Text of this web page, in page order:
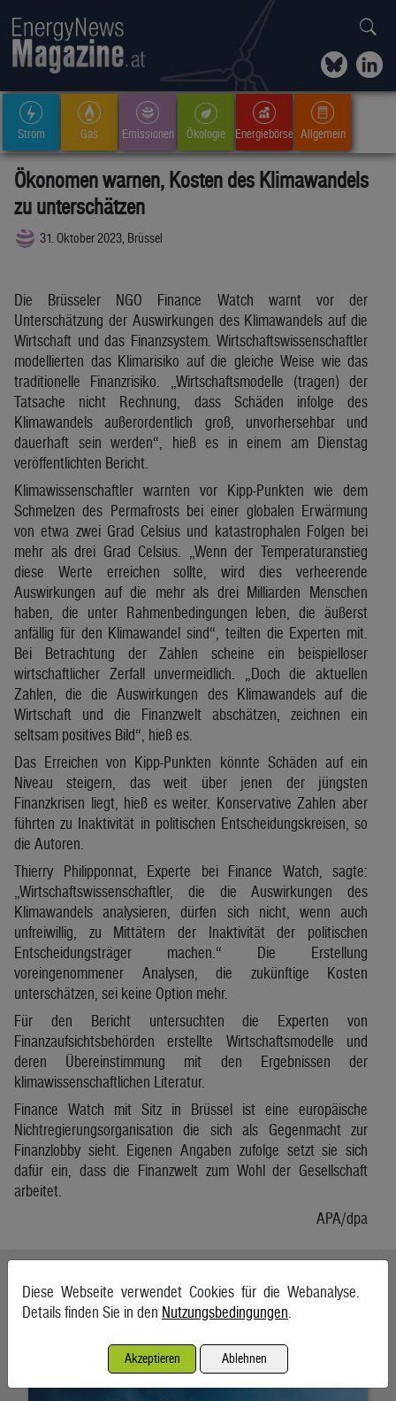
Strom Gas Emissionen Ökologie Energiebörse Allgemein
Ökonomen warnen, Kosten des Klimawandels
zu unterschätzen
31. Oktober 2023, Brüssel
Die Brüsseler NGO Finance Watch warnt vor der
Unterschätzung der Auswirkungen des Klimawandels auf die
Wirtschaft und das Finanzsystem. Wirtschaftswissenschaftler
modellierten das Klimarisiko auf die gleiche Weise wie das
traditionelle Finanzrisiko. „Wirtschaftsmodelle (tragen) der
Tatsache nicht Rechnung, dass Schäden infolge des
Klimawandels außerordentlich groß, unvorhersehbar und
dauerhaft sein werden“, hieß es in einem am Dienstag
veröffentlichten Bericht.
Klimawissenschaftler warnten vor Kipp-Punkten wie dem
Schmelzen des Permafrosts bei einer globalen Erwärmung
von etwa zwei Grad Celsius und katastrophalen Folgen bei
mehr als drei Grad Celsius. „Wenn der Temperaturanstieg
diese Werte erreichen sollte, wird dies verheerende
Auswirkungen auf die mehr als drei Milliarden Menschen
haben, die unter Rahmenbedingungen leben, die äußerst
anfällig für den Klimawandel sind“, teilten die Experten mit.
Bei Betrachtung der Zahlen scheine ein beispielloser
wirtschaftlicher Zerfall unvermeidlich. „Doch die aktuellen
Zahlen, die die Auswirkungen des Klimawandels auf die
Wirtschaft und die Finanzwelt abschätzen, zeichnen ein
seltsam positives Bild“, hieß es.
Das Erreichen von Kipp-Punkten könnte Schäden auf ein
Niveau steigern, das weit über jenen der jüngsten
Finanzkrisen liegt, hieß es weiter. Konservative Zahlen aber
führten zu Inaktivität in politischen Entscheidungskreisen, so
die Autoren.
Thierry Philipponnat, Experte bei Finance Watch, sagte:
„Wirtschaftswissenschaftler, die die Auswirkungen des
Klimawandels analysieren, dürfen sich nicht, wenn auch
unfreiwillig, zu Mittätern der Inaktivität der politischen
Entscheidungsträger machen.“ Die Erstellung
voreingenommener Analysen, die zukünftige Kosten
unterschätzen, sei keine Option mehr.
Für den Bericht untersuchten die Experten von
Finanzaufsichtsbehörden erstellte Wirtschaftsmodelle und
deren Übereinstimmung mit den Ergebnissen der
klimawissenschaftlichen Literatur.
Finance Watch mit Sitz in Brüssel ist eine europäische
Nichtregierungsorganisation die sich als Gegenmacht zur
Finanzlobby sieht. Eigenen Angaben zufolge setzt sie sich
dafür ein, dass die Finanzwelt zum Wohl der Gesellschaft
arbeitet.
APA/dpa
Hitzewelle treibt auch Strompreis wieder nach oben
6. August 2026, Wien
Diese Webseite verwendet Cookies für die Webanalyse.
Details finden Sie in den Nutzungsbedingungen.
Akzeptieren Ablehnen